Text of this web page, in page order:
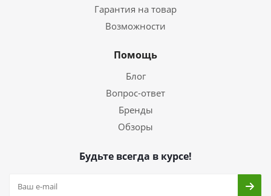
Гарантия на товар
Возможности
Помощь
Блог
Вопрос-ответ
Бренды
Обзоры
Будьте всегда в курсе!